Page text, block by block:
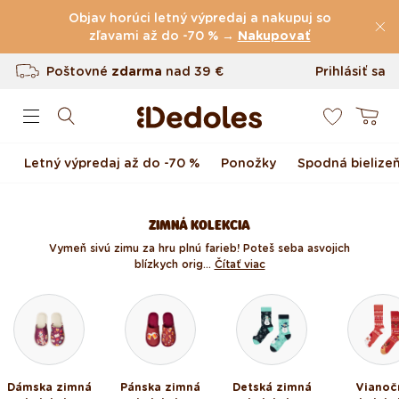
Preskočiť na obsah
Objav horúci letný výpredaj a nakupuj so
zľavami až do -70 % → Nakupovať
Poštovnézdarma nad39 €
Vrátenie tovaru až do 100 dní
Originálny dizajn navrhnutý u nás
Prihlásiť sa
Košík
Letný výpredaj až do -70 % Ponožky Spodná
ZIMNÁ KOLEKCIA
Vymeň sivú zimu za hru plnú farieb! Poteš seba a svojich
blízkych orig... Čítať viac
Dámska zimná
Pánska zimná
Detská zimná